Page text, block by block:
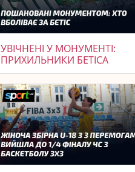
УВІЧНЕНІ У МОНУМЕНТІ:
ПРИХИЛЬНИКИ БЕТІСА